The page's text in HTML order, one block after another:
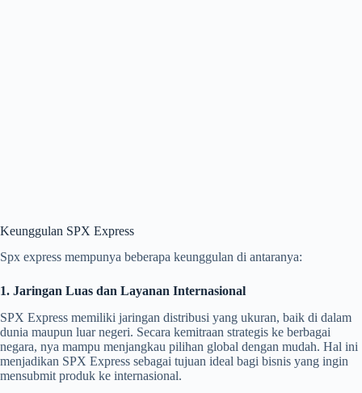
Keunggulan SPX Express
Spx express mempunya beberapa keunggulan di antaranya:
1. Jaringan Luas dan Layanan Internasional
SPX Express memiliki jaringan distribusi yang ukuran, baik di dalam
dunia maupun luar negeri. Secara kemitraan strategis ke berbagai
negara, nya mampu menjangkau pilihan global dengan mudah. Hal ini
menjadikan SPX Express sebagai tujuan ideal bagi bisnis yang ingin
mensubmit produk ke internasional.